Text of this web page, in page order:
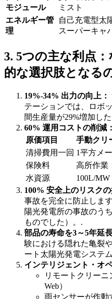
モジュール
ミスト
エネルギー管
理
自己充電型太
スーパーキャ
3. 5つの主な利点
的な選択肢となる
19%-34% 出力の向上：
テーションでは、ロボ
間生産量が29%増加し
60% 運用コストの削減：
原価項目
手動クリ
清掃費用一回 1平方メ
保険料
高所作業
水資源
100L/MW
100% 安全上のリスクの
事故を完全に防止しま
陽光発電所の事故のう
ものでした）。.
部品の寿命を3～5年延長
験における隠れた亀裂
ート太陽光発電システ
インテリジェント・オ
リモートクリー
Web）
雨センサーが作動